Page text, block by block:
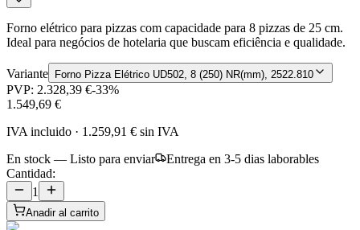
Forno elétrico para pizzas com capacidade para 8 pizzas de 25 cm.
Ideal para negócios de hotelaria que buscam eficiência e qualidade.
Variante Forno Pizza Elétrico UD502, 8 (250) NR(mm), 2522.810
PVP: 2.328,39 €-33%
1.549,69 €
IVA incluido · 1.259,91 € sin IVA
En stock — Listo para enviar
Entrega en 3-5 dias laborables
Cantidad:
1
Anadir al carrito